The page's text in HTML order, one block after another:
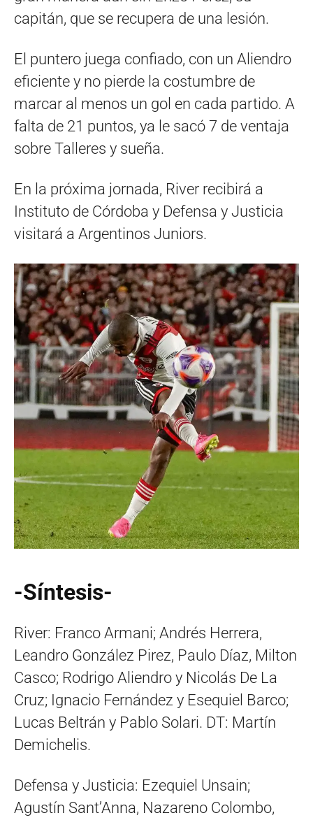
capitán, que se recupera de una lesión.
El puntero juega confiado, con un Aliendro
eficiente y no pierde la costumbre de
marcar al menos un gol en cada partido. A
falta de 21 puntos, ya le sacó 7 de ventaja
sobre Talleres y sueña.
En la próxima jornada, River recibirá a
Instituto de Córdoba y Defensa y Justicia
visitará a Argentinos Juniors.
-Síntesis-
River: Franco Armani; Andrés Herrera,
Leandro González Pirez, Paulo Díaz, Milton
Casco; Rodrigo Aliendro y Nicolás De La
Cruz; Ignacio Fernández y Esequiel Barco;
Lucas Beltrán y Pablo Solari. DT: Martín
Demichelis.
Defensa y Justicia: Ezequiel Unsain;
Agustín Sant’Anna, Nazareno Colombo,